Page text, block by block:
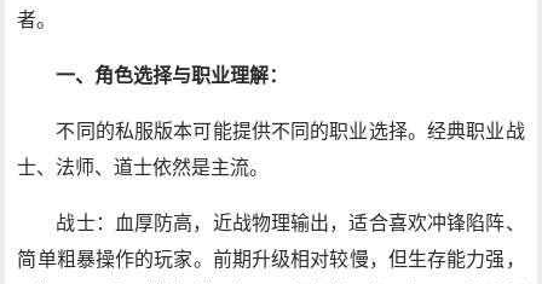
者。
一、角色选择与职业理解：
不同的私服版本可能提供不同的职业选择。经典职业战
士、法师、道士依然是主流。
战士：血厚防高，近战物理输出，适合喜欢冲锋陷阵、
简单粗暴操作的玩家。前期升级相对较慢，但生存能力强，